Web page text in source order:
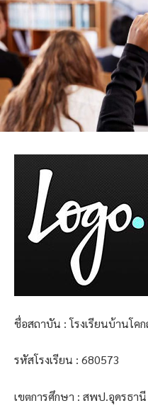
ชื่อสถาบัน : โรงเรียนบ้านโค
รหัสโรงเรียน : 680573
เขตการศึกษา : สพป.อุดรธานี